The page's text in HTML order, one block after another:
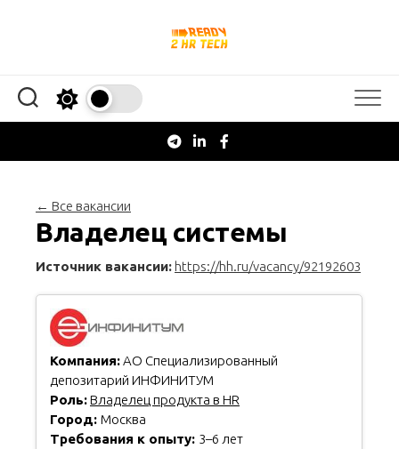
← Все вакансии
Владелец системы
Источник вакансии: https://hh.ru/vacancy/92192603
Компания:АО Специализированный
депозитарий ИНФИНИТУМ
Роль:Владелец продукта в HR
Город: Москва
Требования к опыту: 3–6 лет